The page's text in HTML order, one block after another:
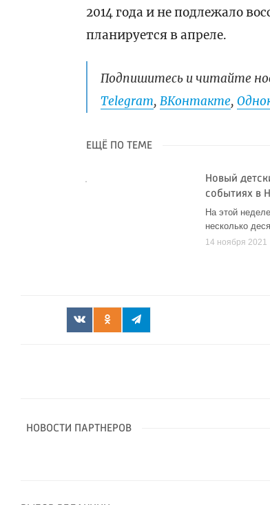
2014 года и не подлежало
планируется в апреле.
Подпишитесь и читайте
Telegram,ВКонтакте,
ЕЩЁ ПО ТЕМЕ
Новый
событиях в
На этой
несколько
14 ноября 2021
НОВОСТИ ПАРТНЕРОВ